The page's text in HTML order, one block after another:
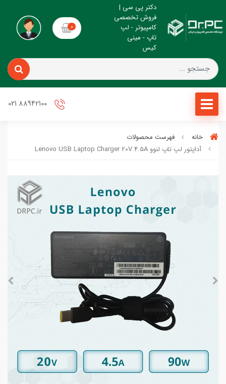
دکتر پی سی |
فروش تخصصی
کامپیوتر - لپ
تاپ - مینی
کیس
0
خانه
فهرست محصولات
آداپتور لپ تاپ لنوو Lenovo USB Laptop Charger 20V 4.5A